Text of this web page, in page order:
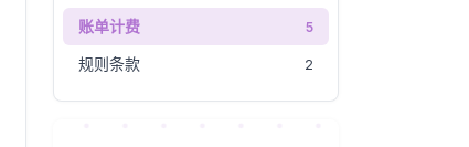
账单计费 5
规则条款 2